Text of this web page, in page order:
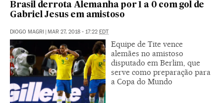
Brasil derrota Alemanha por 1 a 0 com gol de
Gabriel Jesus em amistoso
DIOGO MAGRI | MAR 27, 2018 - 17:22 EDT
Equipe de Tite vence
alemães no amistoso
disputado em Berlim, que
serve como preparação para
a Copa do Mundo